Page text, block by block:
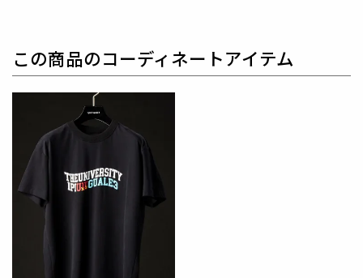
た。
CLASSIC SPORT KNIT
表地 : ポリエステル95% ポリウレタン5%
この商品のコーディネートアイテム